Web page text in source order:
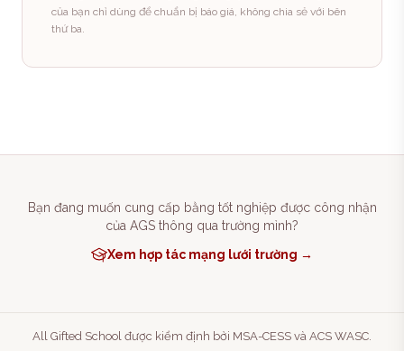
của bạn chỉ dùng để chuẩn bị báo giá, không chia sẻ với bên
thứ ba.
Bạn đang muốn cung cấp bằng tốt nghiệp được công nhận
của AGS thông qua trường mình?
Xem hợp tác mạng lưới trường →
All Gifted School được kiểm định bởi MSA-CESS và ACS WASC.